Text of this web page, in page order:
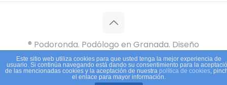
® Podoronda. Podólogo en Granada. Diseño
porCWM.
Este sitio web utiliza cookies para que usted tenga la mejor experiencia de
usuario. Si continúa navegando está dando su consentimiento para la
de las mencionadas cookies y la aceptación de nuestra política de cookies,
el enlace para mayor información.